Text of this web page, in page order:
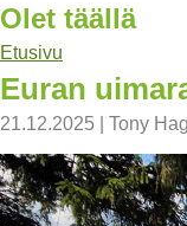
Olet täällä
Etusivu
Euran
21.12.2025 Tony